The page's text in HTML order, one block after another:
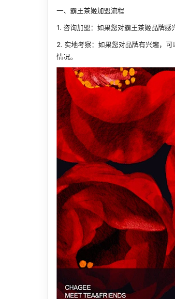
一、霸王茶姬加盟流程
1. 咨询加盟：如果您对霸王茶姬品牌感
2. 实地考察：如果您对品牌有兴趣，
情况。